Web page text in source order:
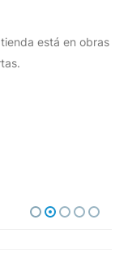
está en obras